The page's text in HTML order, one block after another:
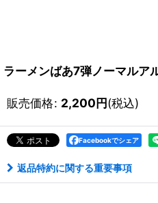
ラーメンばあ7弾ノーマルア
販売価格: 2,200円(税込)
Facebookでシェア
返品特約に関する重要事項